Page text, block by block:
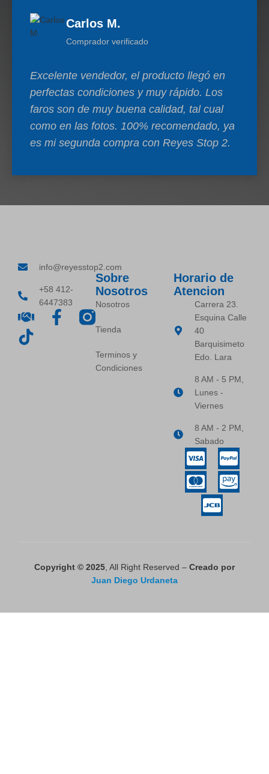
Carlos M.
Comprador verificado
Excelente vendedor, el producto llegó en
perfectas condiciones y muy rápido. Los
faros son de muy buena calidad, tal cual
como en las fotos. 100% recomendado, ya
es mi segunda compra con Reyes Stop 2.
info@reyesstop2.com
+58 412-
6447383
Sobre
Nosotros
Nosotros
Tienda
Terminos y
Condiciones
Horario de
Atencion
Carrera 23.
Esquina Calle
40
Barquisimeto
Edo. Lara
8 AM - 5 PM,
Lunes -
Viernes
8 AM - 2 PM,
Sabado
Copyright © 2025, All Right Reserved – Creado por
Juan Diego Urdaneta